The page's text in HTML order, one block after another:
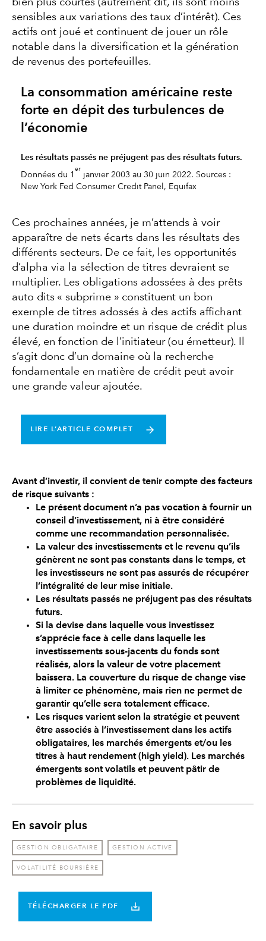
sensibles aux variations des taux d’intérêt). Ces
actifs ont joué et continuent de jouer un rôle
notable dans la diversification et la génération
de revenus des portefeuilles.
La consommation américaine reste
forte en dépit des turbulences de
l’économie
Les résultats passés ne préjugent pas des résultats futurs.
Données du 1
er
janvier 2003 au 30 juin 2022. Sources :
New York Fed Consumer Credit Panel, Equifax
Ces prochaines années, je m’attends à voir
apparaître de nets écarts dans les résultats des
différents secteurs. De ce fait, les opportunités
d’alpha via la sélection de titres devraient se
multiplier. Les obligations adossées à des prêts
auto dits « subprime » constituent un bon
exemple de titres adossés à des actifs affichant
une duration moindre et un risque de crédit plus
élevé, en fonction de l’initiateur (ou émetteur). Il
s’agit donc d’un domaine où la recherche
fondamentale en matière de crédit peut avoir
une grande valeur ajoutée.
LIRE L’ARTICLE COMPLET
Avant d’investir, il convient de tenir compte des facteurs
de risque suivants :
Le présent document n’a pas vocation à fournir un
conseil d’investissement, ni à être considéré
comme une recommandation personnalisée.
La valeur des investissements et le revenu qu’ils
génèrent ne sont pas constants dans le temps, et
les investisseurs ne sont pas assurés de récupérer
l’intégralité de leur mise initiale.
Les résultats passés ne préjugent pas des résultats
futurs.
Si la devise dans laquelle vous investissez
s’apprécie face à celle dans laquelle les
investissements sous-jacents du fonds sont
réalisés, alors la valeur de votre placement
baissera. La couverture du risque de change vise
à limiter ce phénomène, mais rien ne permet de
garantir qu’elle sera totalement efficace.
Les risques varient selon la stratégie et peuvent
être associés à l’investissement dans les actifs
obligataires, les marchés émergents et/ou les
titres à haut rendement (high yield). Les marchés
émergents sont volatils et peuvent pâtir de
problèmes de liquidité.
En savoir plus
GESTION OBLIGATAIRE GESTION ACTIVE
VOLATILITÉ BOURSIÈRE
TÉLÉCHARGER LE PDF